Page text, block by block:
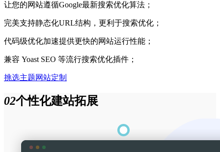
让您的网站遵循Google最新搜索优化算法；
完美支持静态化URL结构，更利于搜索优化；
代码级优化加速提供更快的网站运行性能；
兼容 Yoast SEO 等流行搜索优化插件；
挑选主题网站定制
02个性化建站拓展